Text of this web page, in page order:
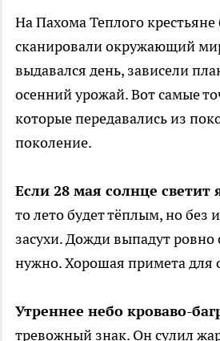
На Пахома Теплого крестьяне
сканировали окружающий
выдавался день, зависели
осенний урожай. Вот самые
которые передавались из
поколение.
Если 28 мая солнце светит
то лето будет тёплым, но без
засухи. Дожди выпадут ровно
нужно. Хорошая примета для
Утреннее небо кроваво-
тревожный знак. Он сулил